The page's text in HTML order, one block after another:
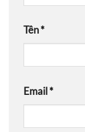
Tên*
Email*